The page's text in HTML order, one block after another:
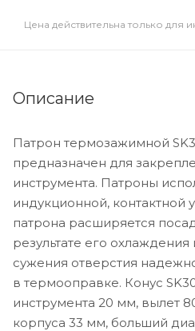
Цена действительна только для
Описание
Патрон термозажимной
предназначен для
инструмента. Патроны
индукционной, контактной
патрона расширяется
результате его охлаждения
сужения отверстия
в термооправке. Конус
инструмента 20 мм, вылет
корпуса 33 мм, больший